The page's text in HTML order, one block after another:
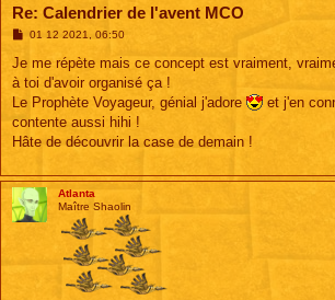
Re: Calendrier de l'avent MCO
M
s
a
g
01 12 2021, 06:50
Je me répète mais ce concept est vraiment,
à toi d'avoir organisé ça !
Le Prophète Voyageur, génial j'adore
et j'en
contente aussi hihi !
Hâte de découvrir la case de demain !
Atlanta
Maître Shaolin